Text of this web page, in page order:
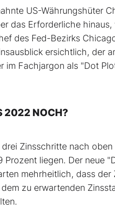
US-Währungshüter
das Erforderliche
des Fed-Bezirks
ersichtlich, der
im Fachjargon als "Dot
2022 NOCH?
Zinsschritte nach
Prozent liegen. Der neue
mehrheitlich, dass
zu erwartenden